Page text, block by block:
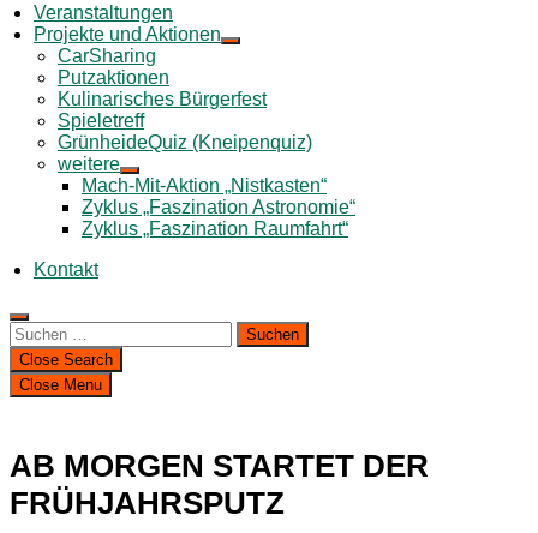
Veranstaltungen
Projekte und Aktionen
CarSharing
Putzaktionen
Kulinarisches Bürgerfest
Spieletreff
GrünheideQuiz (Kneipenquiz)
weitere
Mach-Mit-Aktion „Nistkasten“
Zyklus „Faszination Astronomie“
Zyklus „Faszination Raumfahrt“
Kontakt
Suchen
nach:
Close Search
Close Menu
AB MORGEN STARTET DER
FRÜHJAHRSPUTZ